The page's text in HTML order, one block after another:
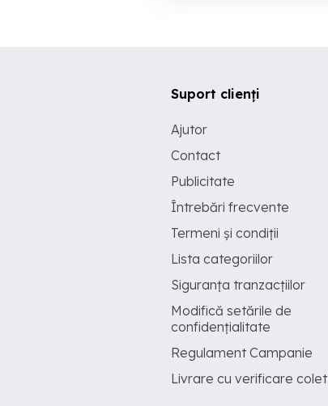
Suport clienți
Ajutor
Contact
Publicitate
Întrebări frecvente
Termeni și condiții
Lista categoriilor
Siguranța tranzacțiilor
Modifică setările de
confidențialitate
Regulament Campanie
Livrare cu verificare colet